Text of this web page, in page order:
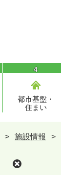
4
都市基盤・
住まい
> 施設情報 >